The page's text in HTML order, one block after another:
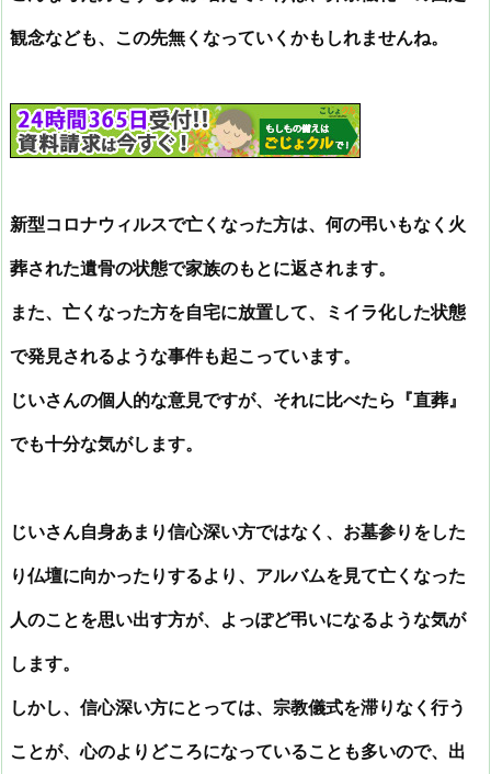
観念なども、この先無くなっていくかもしれませんね。
新型コロナウィルスで亡くなった方は、何の弔いもなく火
葬された遺骨の状態で家族のもとに返されます。
また、亡くなった方を自宅に放置して、ミイラ化した状態
で発見されるような事件も起こっています。
じいさんの個人的な意見ですが、それに比べたら『直葬』
でも十分な気がします。
じいさん自身あまり信心深い方ではなく、お墓参りをした
り仏壇に向かったりするより、アルバムを見て亡くなった
人のことを思い出す方が、よっぽど弔いになるような気が
します。
しかし、信心深い方にとっては、宗教儀式を滞りなく行う
ことが、心のよりどころになっていることも多いので、出